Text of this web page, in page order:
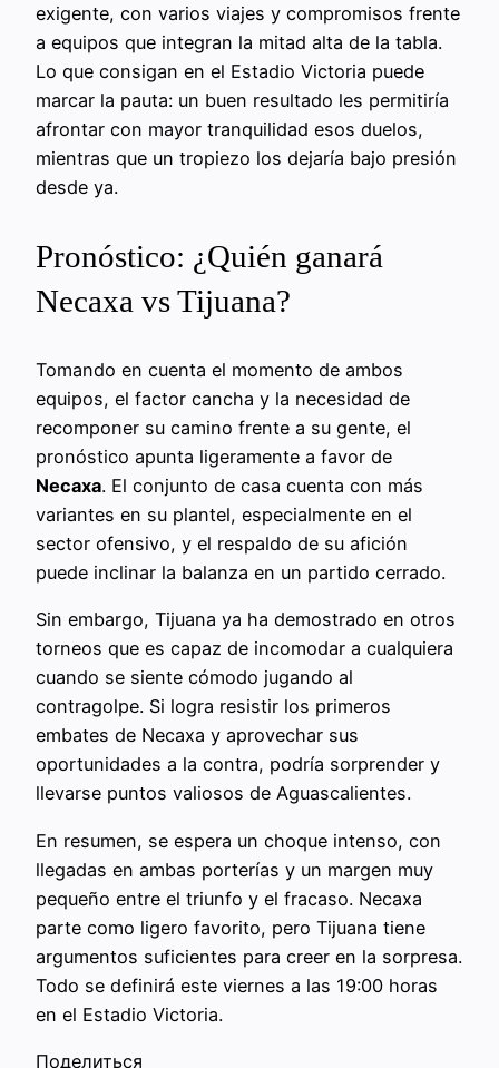
exigente, con varios viajes y compromisos frente
a equipos que integran la mitad alta de la tabla.
Lo que consigan en el Estadio Victoria puede
marcar la pauta: un buen resultado les permitiría
afrontar con mayor tranquilidad esos duelos,
mientras que un tropiezo los dejaría bajo presión
desde ya.
Pronóstico: ¿Quién ganará
Necaxa vs Tijuana?
Tomando en cuenta el momento de ambos
equipos, el factor cancha y la necesidad de
recomponer su camino frente a su gente, el
pronóstico apunta ligeramente a favor de
Necaxa. El conjunto de casa cuenta con más
variantes en su plantel, especialmente en el
sector ofensivo, y el respaldo de su afición
puede inclinar la balanza en un partido cerrado.
Sin embargo, Tijuana ya ha demostrado en otros
torneos que es capaz de incomodar a cualquiera
cuando se siente cómodo jugando al
contragolpe. Si logra resistir los primeros
embates de Necaxa y aprovechar sus
oportunidades a la contra, podría sorprender y
llevarse puntos valiosos de Aguascalientes.
En resumen, se espera un choque intenso, con
llegadas en ambas porterías y un margen muy
pequeño entre el triunfo y el fracaso. Necaxa
parte como ligero favorito, pero Tijuana tiene
argumentos suficientes para creer en la sorpresa.
Todo se definirá este viernes a las 19:00 horas
en el Estadio Victoria.
Поделиться